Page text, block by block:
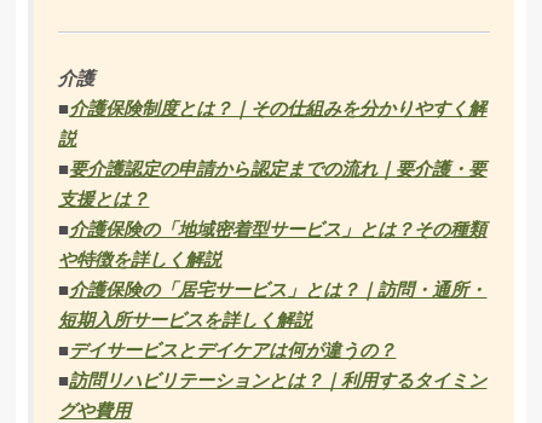
介護
■介護保険制度とは？｜その仕組みを分かりやすく解
説
■要介護認定の申請から認定までの流れ｜要介護・要
支援とは？
■介護保険の「地域密着型サービス」とは？その種類
や特徴を詳しく解説
■介護保険の「居宅サービス」とは？｜訪問・通所・
短期入所サービスを詳しく解説
■デイサービスとデイケアは何が違うの？
■訪問リハビリテーションとは？｜利用するタイミン
グや費用